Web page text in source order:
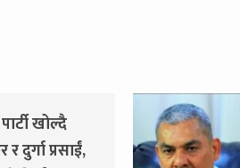
दुर्गा प्रसाईंलाई
अदालतको